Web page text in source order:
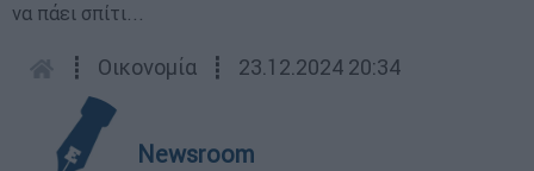
να πάει σπίτι...
┋ Οικονομία ┋ 23.12.2024 20:34
Newsroom